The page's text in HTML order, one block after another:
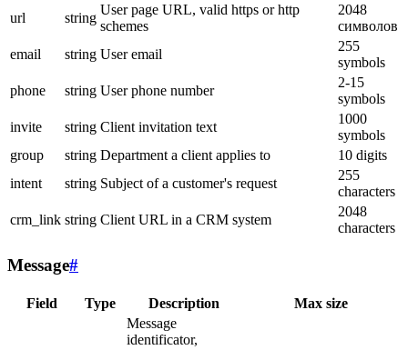
url
string
User page URL, valid https or http
schemes
2048
символов
email
string User email
255
symbols
phone
string User phone number
2-15
symbols
invite
string Client invitation text
1000
symbols
group
string Department a client applies to
10 digits
intent
string Subject of a customer's request
255
characters
crm_link string Client URL in a CRM system
2048
characters
Message#
Field Type Description Max size
Message
identificator,